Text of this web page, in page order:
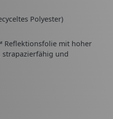
Polyester)
Reflektionsfolie mit hoher
strapazierfähig und